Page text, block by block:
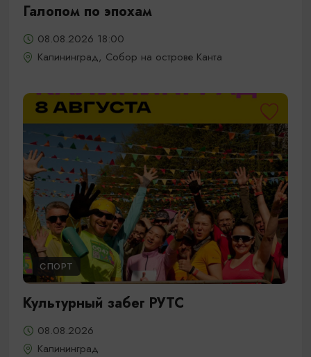
Галопом по эпохам
08.08.2026 18:00
Калининград, Собор на острове Канта
СПОРТ
Культурный забег РУТС
08.08.2026
Калининград